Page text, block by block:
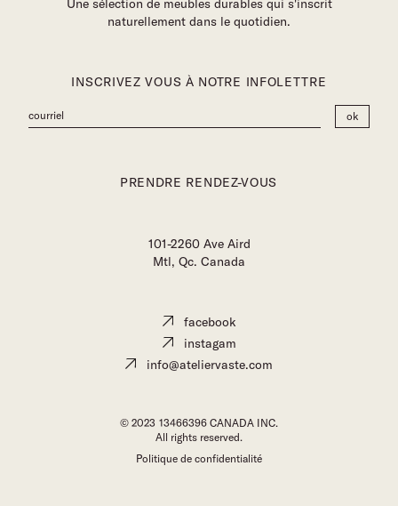
Une sélection de meubles durables qui s'inscrit
naturellement dans le quotidien.
INSCRIVEZ VOUS À NOTRE INFOLETTRE
PRENDRE RENDEZ-VOUS
101-2260 Ave Aird
Mtl, Qc. Canada
facebook
instagam
info@ateliervaste.com
© 2023 13466396 CANADA INC.
All rights reserved.
Politique de confidentialité